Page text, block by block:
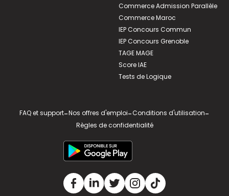
Commerce Admission Parallèle
Commerce Maroc
IEP Concours Commun
IEP Concours Grenoble
TAGE MAGE
Score IAE
Tests de Logique
FAQ et support-Nos offres d'emploi-Conditions d'utilisation-
Règles de confidentialité